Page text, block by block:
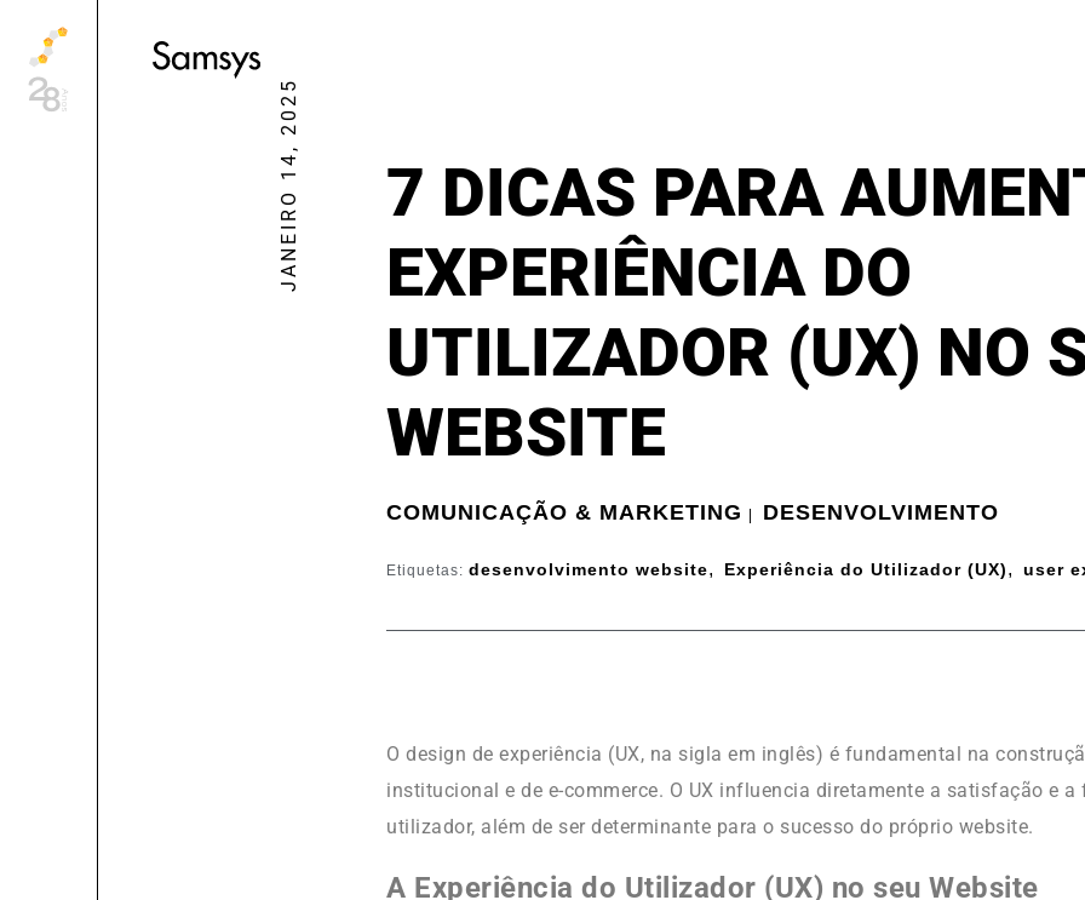
JANEIRO 14, 2025
7 DICAS PARA
EXPERIÊNCIA DO
UTILIZADOR (UX) NO
WEBSITE
COMUNICAÇÃO & MARKETING | DESENVOLVIMENTO
Etiquetas:desenvolvimento website, Experiência do Utilizador (UX), user
O design de experiência (UX, na sigla em inglês) é fundamental na
institucional e de e-commerce. O UX influencia diretamente a satisfação e
utilizador, além de ser determinante para o sucesso do próprio website.
A Experiência do Utilizador (UX) no seu Website